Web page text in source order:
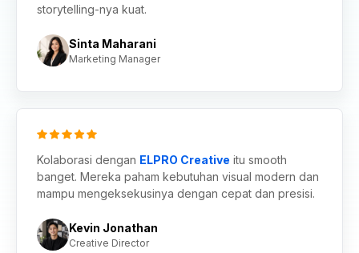
storytelling-nya kuat.
Sinta Maharani
Marketing Manager
Kolaborasi dengan ELPRO Creative itu smooth
banget. Mereka paham kebutuhan visual modern dan
mampu mengeksekusinya dengan cepat dan presisi.
Kevin Jonathan
Creative Director